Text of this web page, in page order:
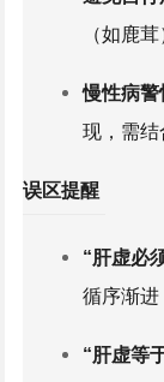
（如鹿茸
慢性病警
现，需结
长期不适
病。
误区提醒
“肝虚必
循序渐
“肝虚等